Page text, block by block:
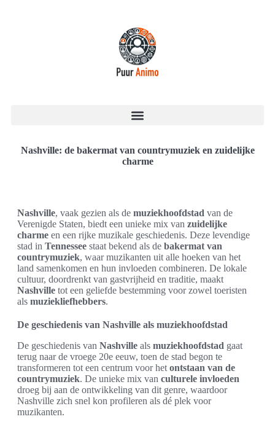
Nashville: de bakermat van countrymuziek en zuidelijke
charme
Nashville, vaak gezien als de muziekhoofdstad van de
Verenigde Staten, biedt een unieke mix van zuidelijke
charme en een rijke muzikale geschiedenis. Deze levendige
stad in Tennessee staat bekend als de bakermat van
countrymuziek, waar muzikanten uit alle hoeken van het
land samenkomen en hun invloeden combineren. De lokale
cultuur, doordrenkt van gastvrijheid en traditie, maakt
Nashville tot een geliefde bestemming voor zowel toeristen
als muziekliefhebbers.
De geschiedenis van Nashville als muziekhoofdstad
De geschiedenis van Nashville als muziekhoofdstad gaat
terug naar de vroege 20e eeuw, toen de stad begon te
transformeren tot een centrum voor het ontstaan van de
countrymuziek. De unieke mix van culturele invloeden
droeg bij aan de ontwikkeling van dit genre, waardoor
Nashville zich snel kon profileren als dé plek voor
muzikanten.